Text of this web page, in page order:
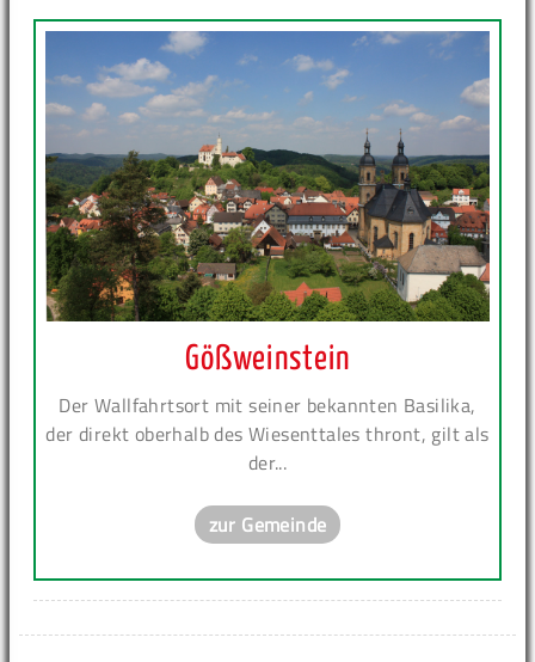
Gößweinstein
Der Wallfahrtsort mit seiner bekannten Basilika,
der direkt oberhalb des Wiesenttales thront, gilt als
der...
zur Gemeinde